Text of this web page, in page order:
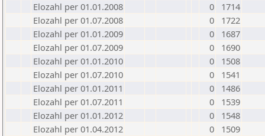
Elozahl per 01.01.2008
0
1714
Elozahl per 01.07.2008
0
1722
Elozahl per 01.01.2009
0
1687
Elozahl per 01.07.2009
0
1690
Elozahl per 01.01.2010
0
1508
Elozahl per 01.07.2010
0
1541
Elozahl per 01.01.2011
0
1486
Elozahl per 01.07.2011
0
1539
Elozahl per 01.01.2012
0
1548
Elozahl per 01.04.2012
0
1509